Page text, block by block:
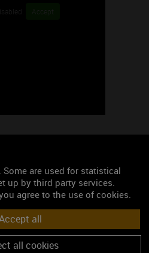
Accept
du mois
2025
are used for statistical
up by third party services.
agree to the use of cookies.
all
all cookies